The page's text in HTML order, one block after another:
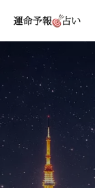
運命予報占い
運命予報占いとは
あなたの所属部屋
最恐の相性占い